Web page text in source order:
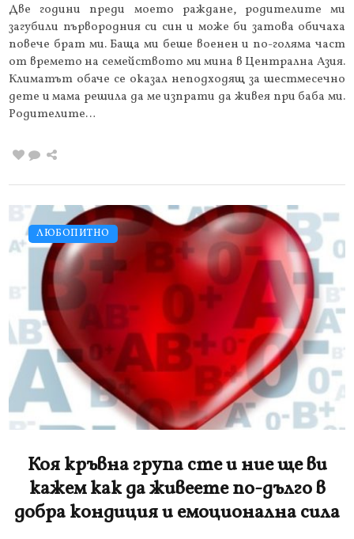
Две години преди моето раждане, родителите ми
загубили първородния си син и може би затова обичаха
повече брат ми. Баща ми беше военен и по-голяма част
от времето на семейството ми мина в Централна Азия.
Климатът обаче се оказал неподходящ за шестмесечно
дете и мама решила да ме изпрати да живея при баба ми.
Родителите…
ЛЮБОПИТНО
Коя кръвна група сте и ние ще ви
кажем как да живеете по-дълго в
добра кондиция и емоционална сила